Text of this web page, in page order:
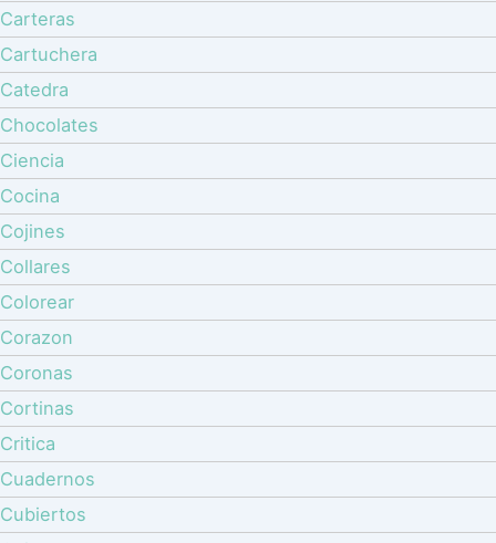
Carteras
Cartuchera
Catedra
Chocolates
Ciencia
Cocina
Cojines
Collares
Colorear
Corazon
Coronas
Cortinas
Critica
Cuadernos
Cubiertos